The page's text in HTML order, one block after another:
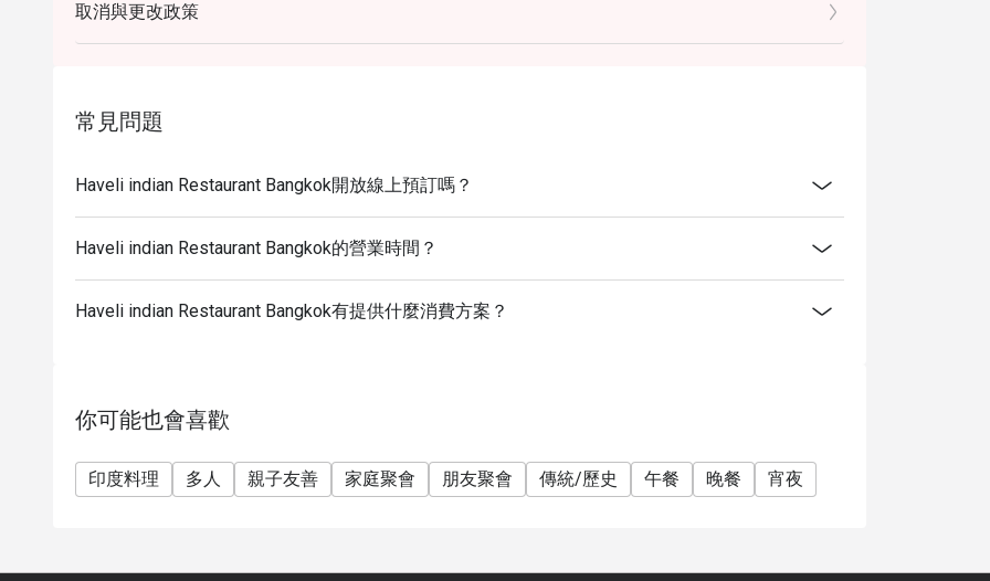
取消與更改政策
常見問題
Haveli indian Restaurant Bangkok開放線上預訂嗎？
Haveli indian Restaurant Bangkok的營業時間？
Haveli indian Restaurant Bangkok有提供什麼消費方案？
你可能也會喜歡
印度料理 多人 親子友善 家庭聚會 朋友聚會 傳統/歷史 午餐 晚餐 宵夜